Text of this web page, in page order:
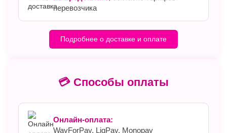
перевозчика
Подробнее о доставке и оплате
💳 Способы оплаты
Онлайн-оплата:
WayForPay, LiqPay, Monopay